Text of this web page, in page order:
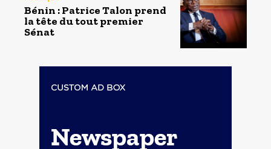
Bénin : Patrice Talon prend
la tête du tout premier
Sénat